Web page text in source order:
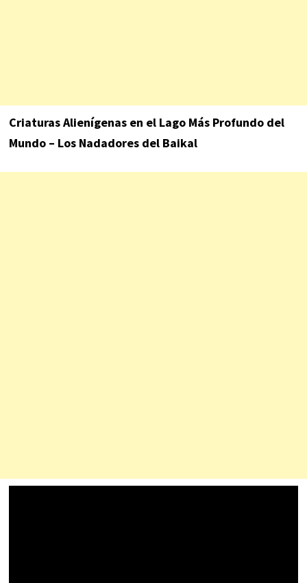
Criaturas Alienígenas en el Lago Más Profundo del
Mundo – Los Nadadores del Baikal